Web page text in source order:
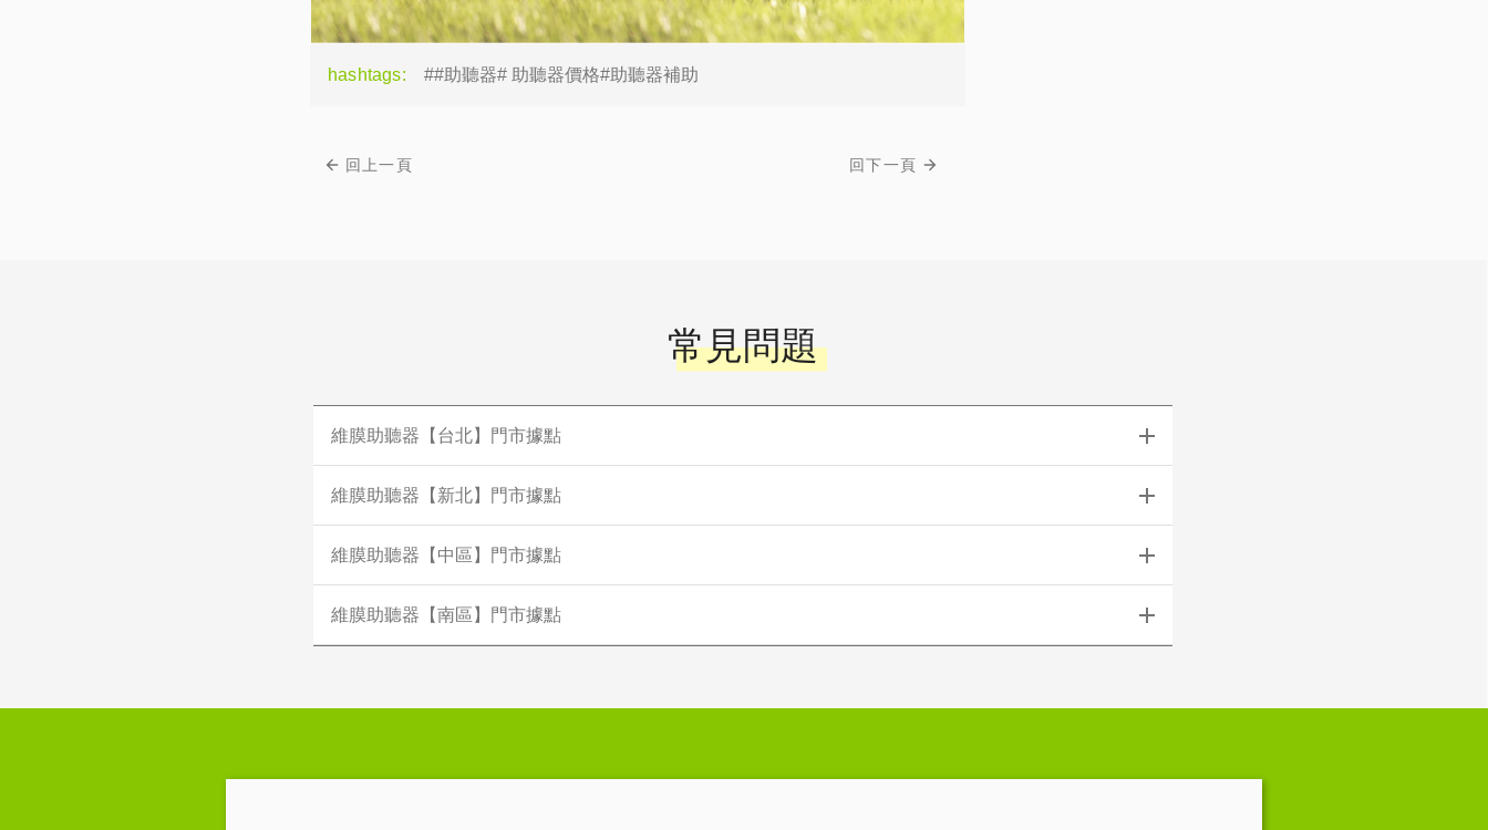
hashtags: ##助聽器# 助聽器價格#助聽器補助
回上一頁 回下一頁
常見問題
維膜助聽器【台北】門市據點
維膜助聽器【新北】門市據點
維膜助聽器【中區】門市據點
維膜助聽器【南區】門市據點